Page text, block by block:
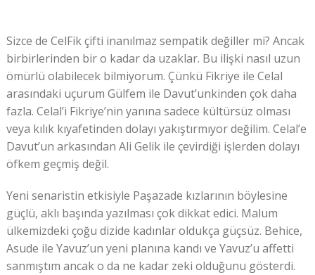
Sizce de CelFik çifti inanılmaz sempatik değiller mi? Ancak
birbirlerinden bir o kadar da uzaklar. Bu ilişki nasıl uzun
ömürlü olabilecek bilmiyorum. Çünkü Fikriye ile Celal
arasındaki uçurum Gülfem ile Davut’unkinden çok daha
fazla. Celal’i Fikriye’nin yanına sadece kültürsüz olması
veya kılık kıyafetinden dolayı yakıştırmıyor değilim. Celal’e
Davut’un arkasından Ali Gelik ile çevirdiği işlerden dolayı
öfkem geçmiş değil.
Yeni senaristin etkisiyle Paşazade kızlarının böylesine
güçlü, aklı başında yazılması çok dikkat edici. Malum
ülkemizdeki çoğu dizide kadınlar oldukça güçsüz. Behice,
Asude ile Yavuz’un yeni planına kandı ve Yavuz’u affetti
sanmıştım ancak o da ne kadar zeki olduğunu gösterdi.